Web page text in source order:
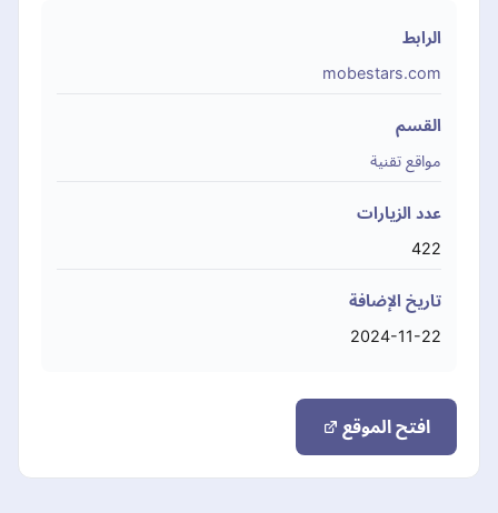
الرابط
mobestars.com
القسم
مواقع تقنية
عدد الزيارات
422
تاريخ الإضافة
2024-11-22
افتح الموقع